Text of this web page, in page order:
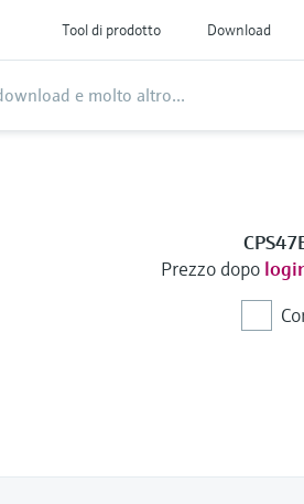
Tool di prodotto Download
Prezzo dopo